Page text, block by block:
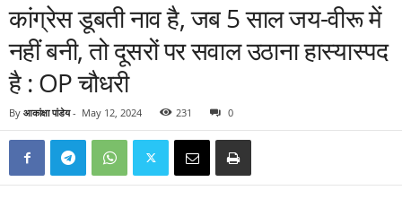
कांग्रेस डूबती नाव है, जब 5 साल जय-वीरू में
नहीं बनी, तो दूसरों पर सवाल उठाना हास्यास्पद
है : OP चौधरी
By आकांक्षा पांडेय- May 12, 2024 231 0